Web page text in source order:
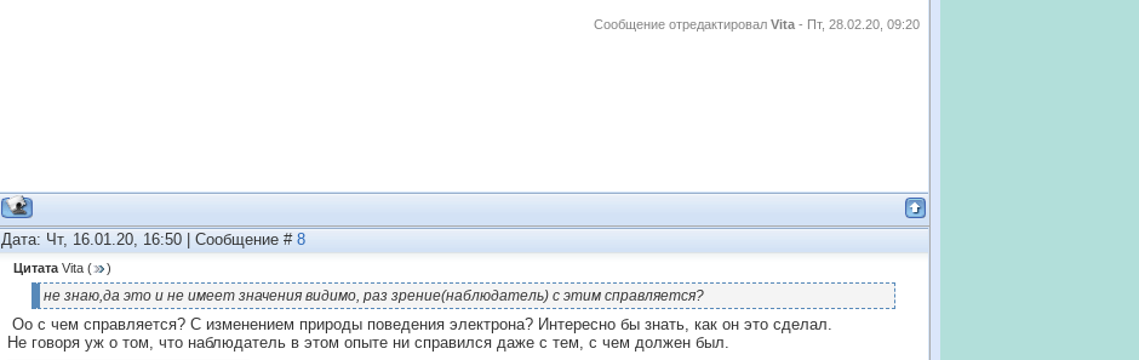
Сообщение отредактировал Vita - Пт, 28.02.20, 09:20
Дата: Чт, 16.01.20, 16:50 | Сообщение # 8
Цитата Vita ( )
не знаю,да это и не имеет значения видимо, раз зрение(наблюдатель) с этим справляется?
Оо с чем справляется? С изменением природы поведения электрона? Интересно бы знать, как он это сделал.
Не говоря уж о том, что наблюдатель в этом опыте ни справился даже с тем, с чем должен был.